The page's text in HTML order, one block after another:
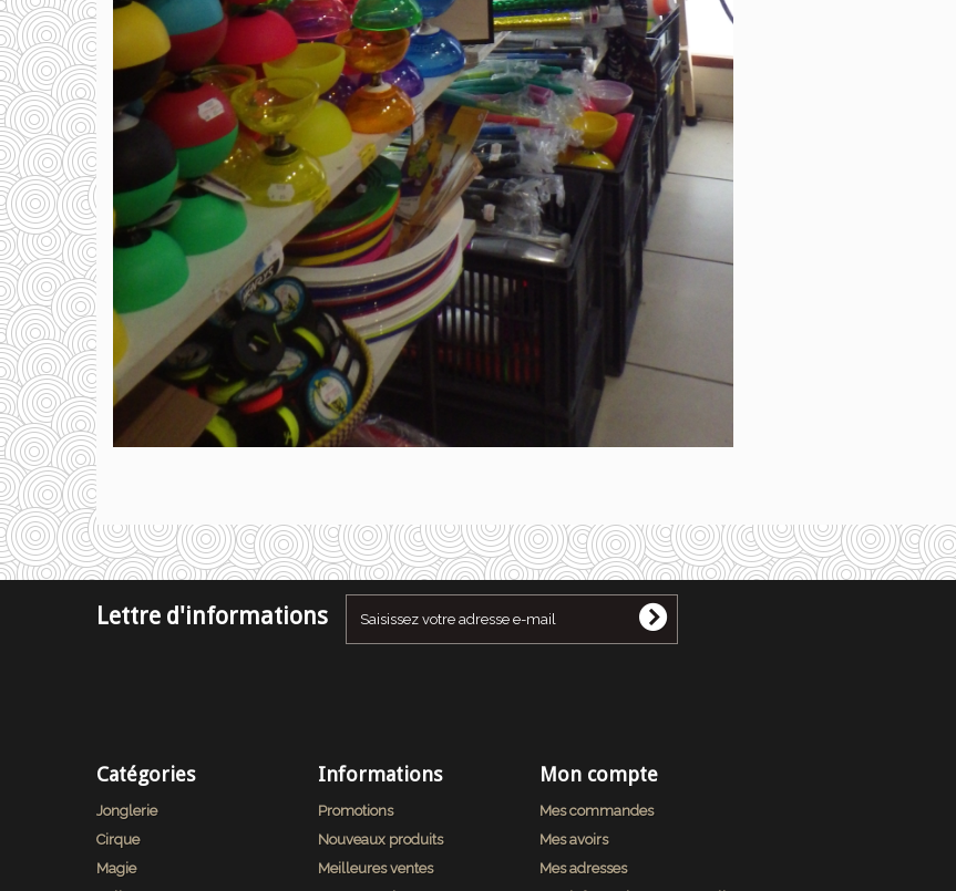
Lettre d'informations
Catégories
Jonglerie
Cirque
Magie
Informations
Promotions
Nouveaux produits
Meilleures ventes
Mon compte
Mes commandes
Mes avoirs
Mes adresses